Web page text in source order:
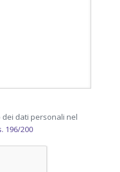
dati personali nel
196/200